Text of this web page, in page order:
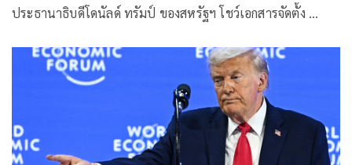
ประธานาธิบดีโดนัลด์ ทรัมป์ ของสหรัฐฯ โชว์เอกสารจัดตั้ง …